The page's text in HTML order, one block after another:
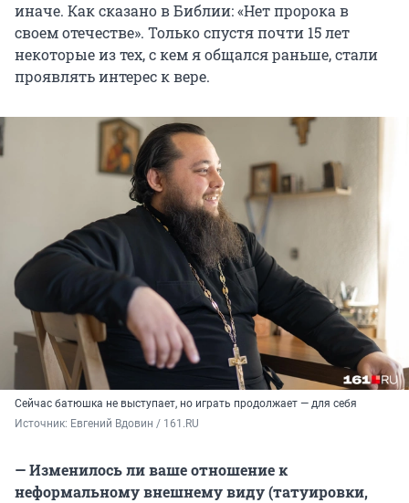
иначе. Как сказано в Библии: «Нет пророка в
своем отечестве». Только спустя почти 15 лет
некоторые из тех, с кем я общался раньше, стали
проявлять интерес к вере.
Сейчас батюшка не выступает, но играть продолжает — для себя
Источник: Евгений Вдовин / 161.RU
— Изменилось ли ваше отношение к
неформальному внешнему виду (татуировки,